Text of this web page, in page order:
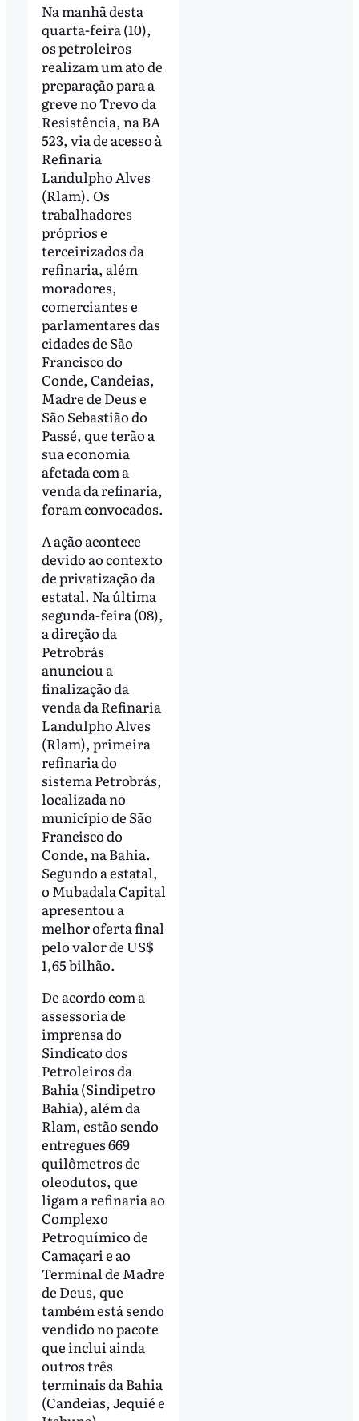
Na manhã desta
quarta-feira (10),
os petroleiros
realizam um ato de
preparação para a
greve no Trevo da
Resistência, na BA
523, via de acesso à
Refinaria
Landulpho Alves
(Rlam). Os
trabalhadores
próprios e
terceirizados da
refinaria, além
moradores,
comerciantes e
parlamentares das
cidades de São
Francisco do
Conde, Candeias,
Madre de Deus e
São Sebastião do
Passé, que terão a
sua economia
afetada com a
venda da refinaria,
foram convocados.
A ação acontece
devido ao contexto
de privatização da
estatal. Na última
segunda-feira (08),
a direção da
Petrobrás
anunciou a
finalização da
venda da Refinaria
Landulpho Alves
(Rlam), primeira
refinaria do
sistema Petrobrás,
localizada no
município de São
Francisco do
Conde, na Bahia.
Segundo a estatal,
o Mubadala Capital
apresentou a
melhor oferta final
pelo valor de US$
1,65 bilhão.
De acordo com a
assessoria de
imprensa do
Sindicato dos
Petroleiros da
Bahia (Sindipetro
Bahia), além da
Rlam, estão sendo
entregues 669
quilômetros de
oleodutos, que
ligam a refinaria ao
Complexo
Petroquímico de
Camaçari e ao
Terminal de Madre
de Deus, que
também está sendo
vendido no pacote
que inclui ainda
outros três
terminais da Bahia
(Candeias, Jequié e